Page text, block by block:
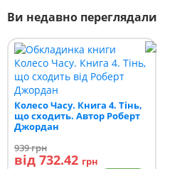
Ви недавно переглядали
Колесо Часу. Книга 4. Тінь,
що сходить. Автор Роберт
Джордан
939грн
від 732.42 грн